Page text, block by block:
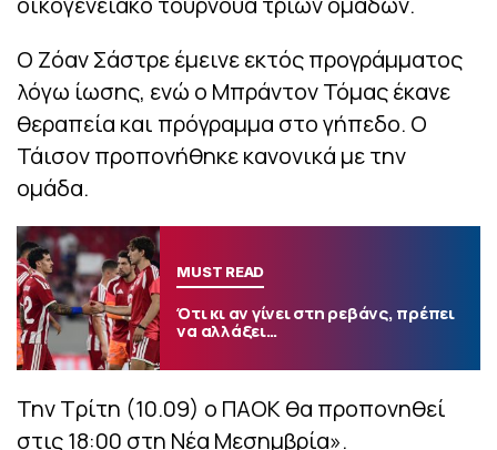
Ο Ζόαν Σάστρε έμεινε εκτός προγράμματος
λόγω ίωσης, ενώ ο Μπράντον Τόμας έκανε
θεραπεία και πρόγραμμα στο γήπεδο. Ο
Τάισον προπονήθηκε κανονικά με την
ομάδα.
MUST READ
Ότι κι αν γίνει στη ρεβάνς, πρέπει
να αλλάξει…
Την Τρίτη (10.09) ο ΠΑΟΚ θα προπονηθεί
στις 18:00 στη Νέα Μεσημβρία».